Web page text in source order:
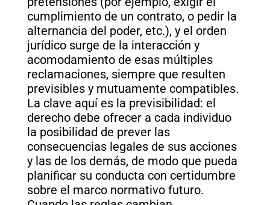
cumplimiento de un contrato, o pedir la
alternancia del poder, etc.), y el orden
jurídico surge de la interacción y
acomodamiento de esas múltiples
reclamaciones, siempre que resulten
previsibles y mutuamente compatibles.
La clave aquí es la previsibilidad: el
derecho debe ofrecer a cada individuo
la posibilidad de prever las
consecuencias legales de sus acciones
y las de los demás, de modo que pueda
planificar su conducta con certidumbre
sobre el marco normativo futuro.